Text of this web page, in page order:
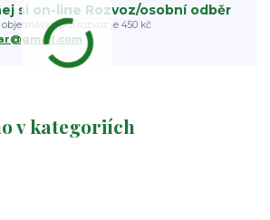
v kategoriích
si on-line Rozvoz/osobní odběr
pro rozvoz je 450 kč